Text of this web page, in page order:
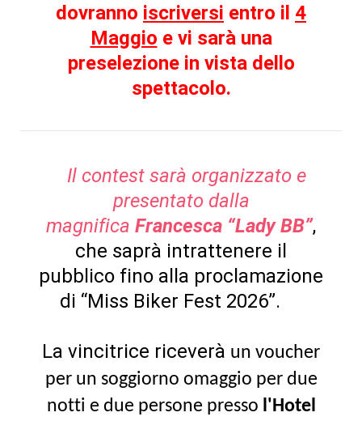
dovranno iscriversi entro il 4
Maggio e vi sarà una
preselezione in vista dello
spettacolo.
Il contest sarà organizzato e
presentato dalla
magnifica Francesca “Lady BB”,
che saprà intrattenere il
pubblico fino alla proclamazione
di “Miss Biker Fest 2026”.
La vincitrice riceverà un voucher
per un soggiorno omaggio per due
notti e due persone presso l'Hotel